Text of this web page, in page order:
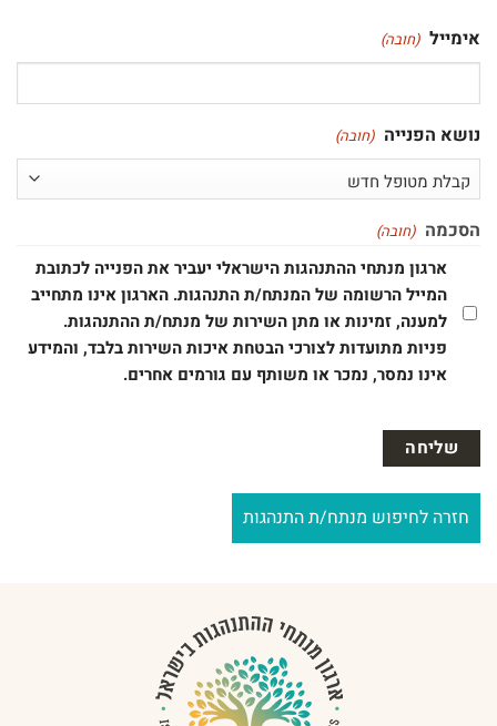
אימייל (חובה)
נושא הפנייה (חובה)
הסכמה (חובה)
ארגון מנתחי ההתנהגות הישראלי יעביר את הפנייה לכתובת
המייל הרשומה של המנתח/ת התנהגות. הארגון אינו מתחייב
למענה, זמינות או מתן השירות של מנתח/ת ההתנהגות.
פניות מתועדות לצורכי הבטחת איכות השירות בלבד, והמידע
אינו נמסר, נמכר או משותף עם גורמים אחרים.
חזרה לחיפוש מנתח/ת התנהגות